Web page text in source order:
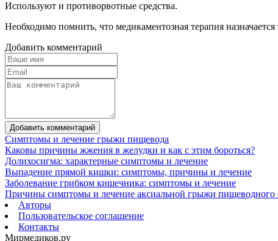
Используют и противорвотные средства.
Необходимо помнить, что медикаментозная терапия назначается
Добавить комментарий
Добавить комментарий
Симптомы и лечение грыжи пищевода
Каковы причины жжения в желудки и как с этим бороться?
Долихосигма: характерные симптомы и лечение
Выпадение прямой кишки: симптомы, причины и лечение
Заболевание грибком кишечника: симптомы и лечение
Причины симптомы и лечение аксиальной грыжи пищеводного
Авторы
Пользовательское соглашение
Контакты
Мирмедиков.ру